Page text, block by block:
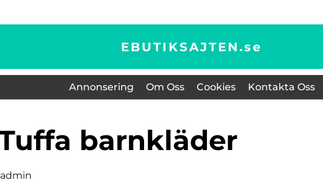
EBUTIKSAJTEN.se
Annonsering Om Oss Cookies Kontakta Oss
tuffa barnkläder
admin